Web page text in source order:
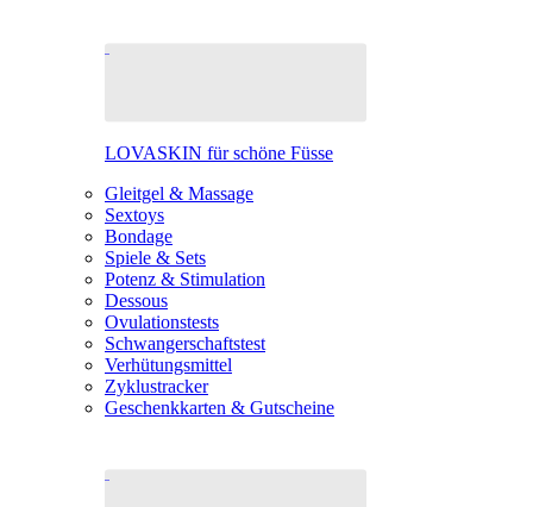
LOVASKIN für schöne Füsse
Gleitgel & Massage
Sextoys
Bondage
Spiele & Sets
Potenz & Stimulation
Dessous
Ovulationstests
Schwangerschaftstest
Verhütungsmittel
Zyklustracker
Geschenkkarten & Gutscheine